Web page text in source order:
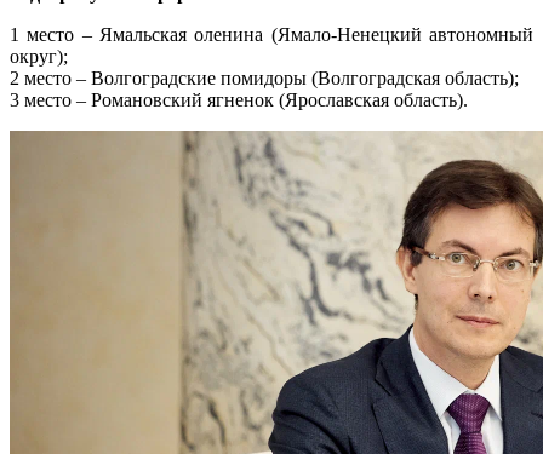
1 место – Ямальская оленина (Ямало-Ненецкий автономный
округ);
2 место – Волгоградские помидоры (Волгоградская область);
3 место – Романовский ягненок (Ярославская область).